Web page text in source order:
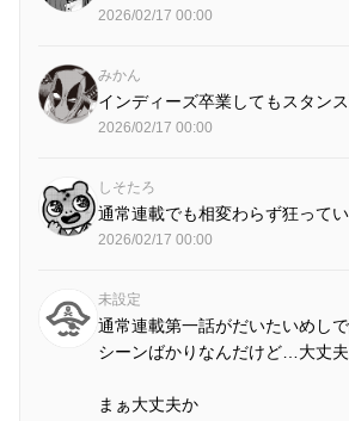
2026/02/17 00:00
みかん
インディーズ卒業してもスタン
2026/02/17 00:00
しそたろ
通常連載でも相変わらず狂って
2026/02/17 00:00
未設定
通常連載第一話がだいたいめし
シーンばかりなんだけど…大丈
まぁ大丈夫か